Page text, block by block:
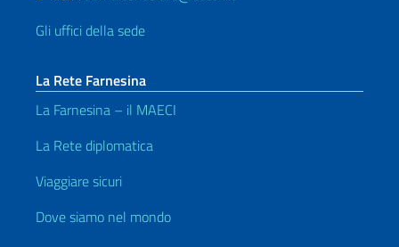
Gli uffici della sede
La Rete Farnesina
La Farnesina – il MAECI
La Rete diplomatica
Viaggiare sicuri
Dove siamo nel mondo